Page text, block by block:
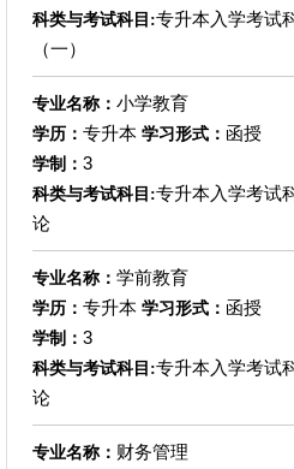
科类与考试科目:专升本入学考试
（一）
专业名称： 小学教育
学历： 专升本 学习形式： 函授
学制： 3
科类与考试科目:专升本入学考试
论
专业名称： 学前教育
学历： 专升本 学习形式： 函授
学制： 3
科类与考试科目:专升本入学考试
论
专业名称： 财务管理